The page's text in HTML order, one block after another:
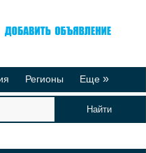
Регионы Еще »
Реклама на сайте